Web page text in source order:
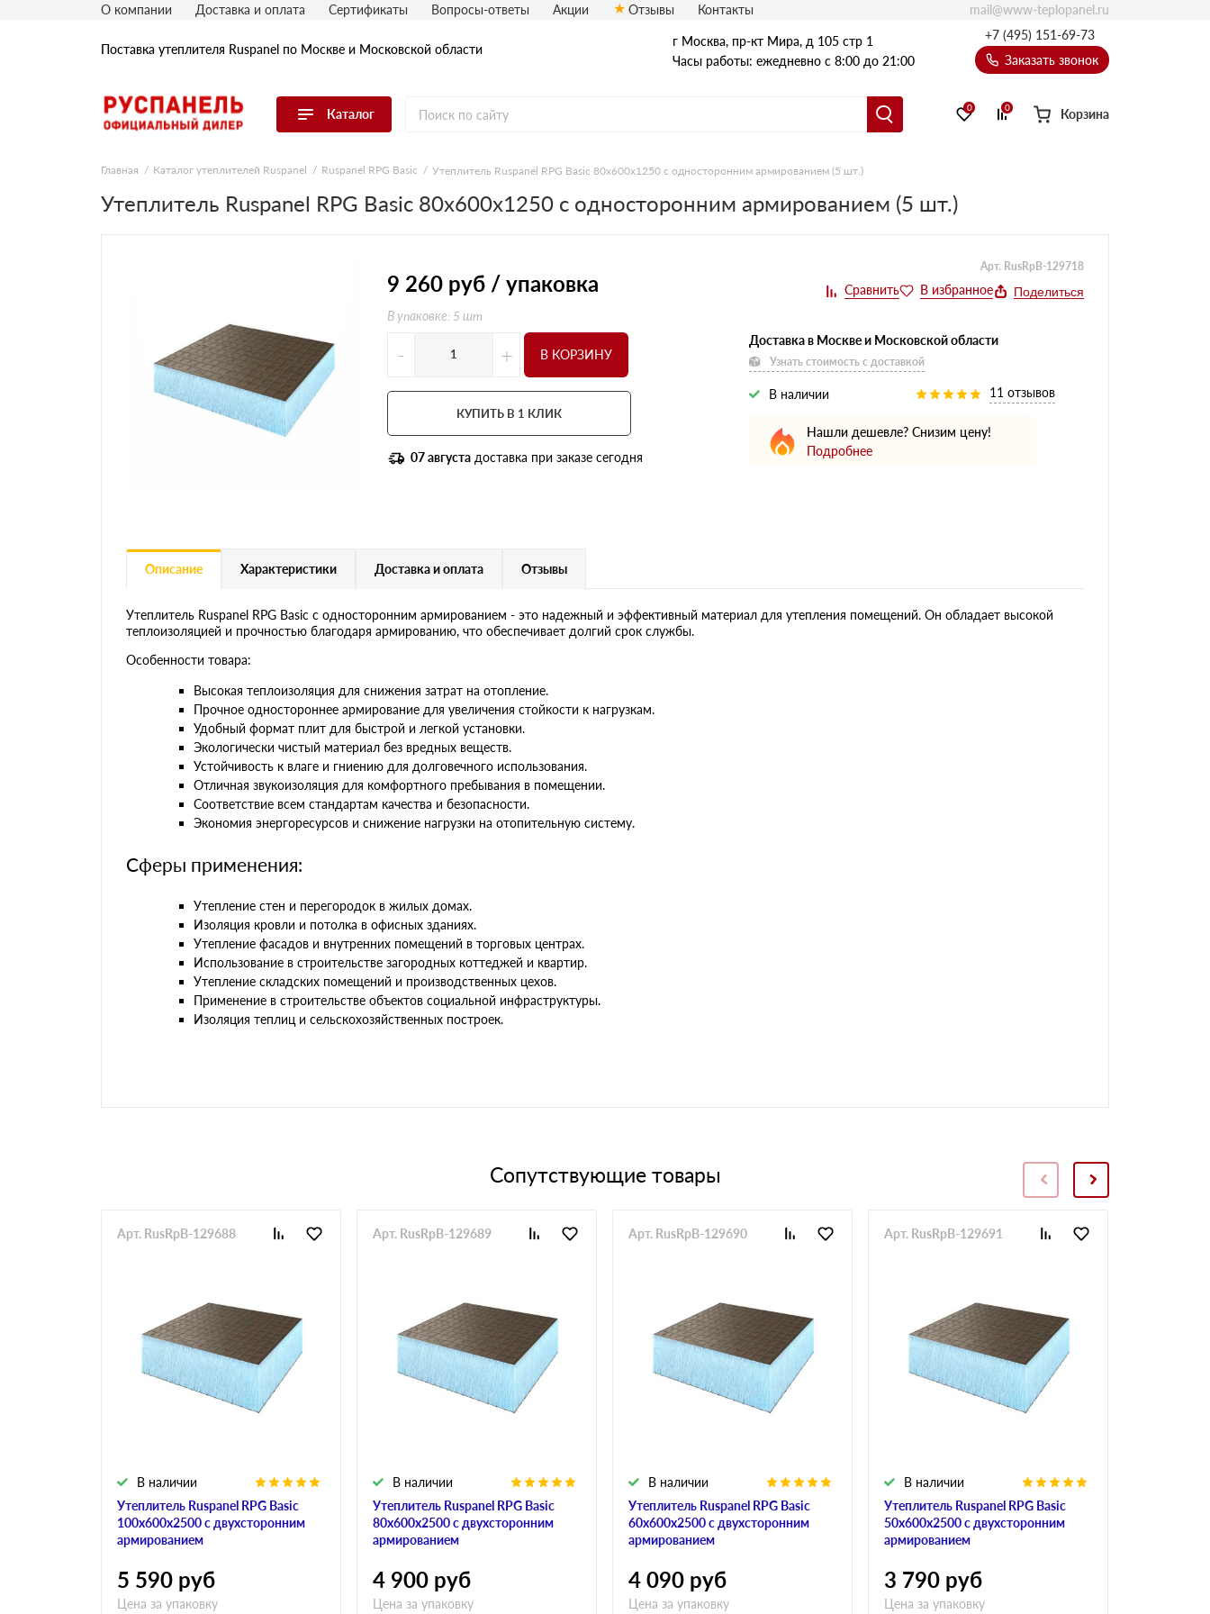
Поставка утеплителя Ruspanel по Москве и Московской области
г Москва, пр-кт Мира, д 105 стр 1
Часы работы: ежедневно с 8:00 до 21:00
+7 (495) 151-69-73
Заказать звонок
Каталог
Перейти в каталог
Продуктовые линейки
L Кромка
Шип-паз
0 0 Корзина
О компании Доставка и оплата Сертификаты Вопросы-ответы Акции Отзывы Контакты mail@www-teplopanel.ru
Главная Каталог утеплителей Ruspanel Ruspanel RPG Basic Утеплитель Ruspanel RPG Basic 80х600х1250 с односторонним армированием (5 шт.)
Утеплитель Ruspanel RPG Basic 80х600х1250 с односторонним армированием (5 шт.)
9 260 руб / упаковка
В упаковке: 5 шт
Арт. RusRpB-129718
Поделиться
- + В КОРЗИНУ
КУПИТЬ В 1 КЛИК
07 августа доставка при заказе сегодня
Доставка в Москве и Московской области
Узнать стоимость с доставкой
В наличии 11 отзывов
Нашли дешевле? Снизим цену!
Подробнее
Описание Характеристики Доставка и оплата Отзывы
Утеплитель Ruspanel RPG Basic с односторонним армированием - это надежный и эффективный материал для утепления помещений. Он обладает высокой
теплоизоляцией и прочностью благодаря армированию, что обеспечивает долгий срок службы.
Особенности товара:
Высокая теплоизоляция для снижения затрат на отопление.
Прочное одностороннее армирование для увеличения стойкости к нагрузкам.
Удобный формат плит для быстрой и легкой установки.
Экологически чистый материал без вредных веществ.
Устойчивость к влаге и гниению для долговечного использования.
Отличная звукоизоляция для комфортного пребывания в помещении.
Соответствие всем стандартам качества и безопасности.
Экономия энергоресурсов и снижение нагрузки на отопительную систему.
Сферы применения:
Утепление стен и перегородок в жилых домах.
Изоляция кровли и потолка в офисных зданиях.
Утепление фасадов и внутренних помещений в торговых центрах.
Использование в строительстве загородных коттеджей и квартир.
Утепление складских помещений и производственных цехов.
Применение в строительстве объектов социальной инфраструктуры.
Изоляция теплиц и сельскохозяйственных построек.
Сопутствующие товары
Утеплитель Ruspanel RPG Basic
100х600х2500 с двухсторонним
армированием
В наличии
Арт. RusRpB-129688
5 590 руб
Цена за упаковку
Утеплитель Ruspanel RPG Basic
80х600х2500 с двухсторонним
армированием
В наличии
Арт. RusRpB-129689
4 900 руб
Цена за упаковку
Утеплитель Ruspanel RPG Basic
60х600х2500 с двухсторонним
армированием
В наличии
Арт. RusRpB-129690
4 090 руб
Цена за упаковку
Утеплитель Ruspanel RPG Basic
50х600х2500 с двухсторонним
армированием
В наличии
Арт. RusRpB-129691
3 790 руб
Цена за упаковку